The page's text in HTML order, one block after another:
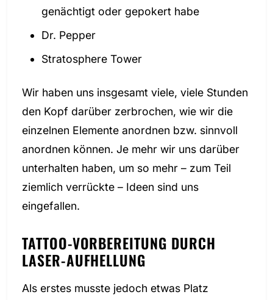
genächtigt oder gepokert habe
Dr. Pepper
Stratosphere Tower
Wir haben uns insgesamt viele, viele Stunden
den Kopf darüber zerbrochen, wie wir die
einzelnen Elemente anordnen bzw. sinnvoll
anordnen können. Je mehr wir uns darüber
unterhalten haben, um so mehr – zum Teil
ziemlich verrückte – Ideen sind uns
eingefallen.
TATTOO-VORBEREITUNG DURCH
LASER-AUFHELLUNG
Als erstes musste jedoch etwas Platz